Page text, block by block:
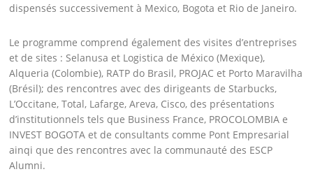
dispensés successivement à Mexico, Bogota et Rio de Janeiro.
Le programme comprend également des visites d’entreprises
et de sites : Selanusa et Logistica de México (Mexique),
Alqueria (Colombie), RATP do Brasil, PROJAC et Porto Maravilha
(Brésil); des rencontres avec des dirigeants de Starbucks,
L’Occitane, Total, Lafarge, Areva, Cisco, des présentations
d’institutionnels tels que Business France, PROCOLOMBIA e
INVEST BOGOTA et de consultants comme Pont Empresarial
ainqi que des rencontres avec la communauté des ESCP
Alumni.